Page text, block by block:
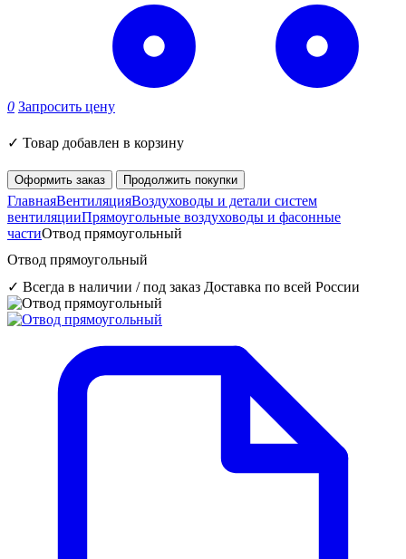
0 Запросить цену
✓ Товар добавлен в корзину
Оформить заказ Продолжить покупки
ГлавнаяВентиляцияВоздуховоды и детали систем
вентиляцииПрямоугольные воздуховоды и фасонные
частиОтвод прямоугольный
Отвод прямоугольный
✓ Всегда в наличии / под заказ Доставка по всей России